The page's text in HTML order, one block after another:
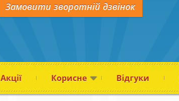
Замовити зворотній дзвінок
Акції Корисне Відгуки